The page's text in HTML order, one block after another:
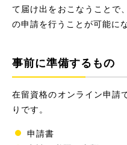
て届け出をおこなうことで
の申請を行うことが可能に
事前に準備するもの
在留資格のオンライン申請
りです。
申請書